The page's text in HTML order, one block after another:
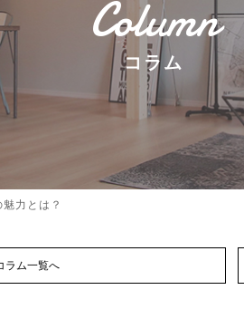
Column
コラム
力とは？
ラム一覧へ